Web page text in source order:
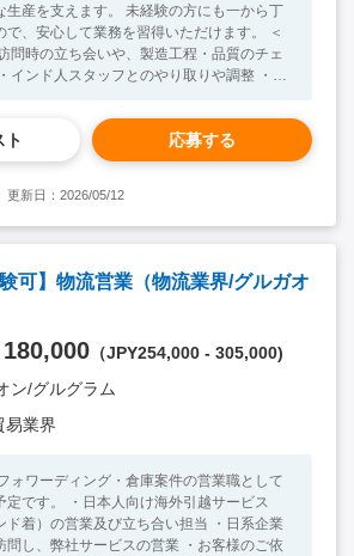
生産を支えます。 未経験の方にも一から丁
、安心して業務を習得いただけます。 ＜
問時の立ち会いや、製造工程・品質のチェ
インド人スタッフとのやり取りや調整 ・生
の作成 ・納期のスケジュール管理、生産計
。 ※主な出張エリア：ジャイプール、グジ
キル・経験＞ ・ビジネ
インド人スタッフと工場で円滑なコミュニケ
ベル） ・インド国内での出張対応が可能な
、PowerPointなど基本的な操作） ※未経
・製造業にお
産管理の経験（雑貨・アパレル業界での経
の勤務・生活経験
ト 応募する
更新日：2026/05/12
可】物流営業（物流業界/グルガオ
（JPY254,000 - 305,000)
ン/グルグラム
易業界
ォワーディング・倉庫案件の営業職として
海外引越サービス
ド着）の営業及び立ち合い担当 ・日系企業
問し、弊社サービスの営業 ・お客様のご依